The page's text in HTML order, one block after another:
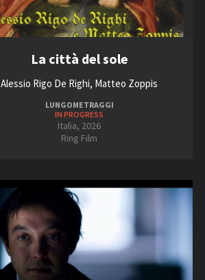
La città del sole
Alessio Rigo De Righi, Matteo Zoppis
LUNGOMETRAGGI
IN PROGRESS
Italia, 2026
Ring Film